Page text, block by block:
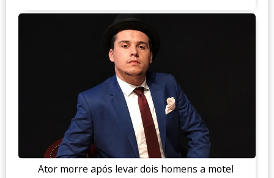
Ator morre após levar dois homens a motel